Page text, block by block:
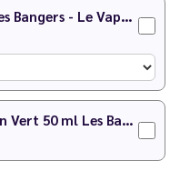
Cactus Citron 10 ml Les Bangers - Le Vapoteur Discount
Limonade Cassis Citron Vert 50 ml Les Bangers - Le Vapoteur Discount